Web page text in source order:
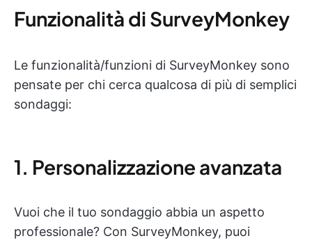
Funzionalità di SurveyMonkey
Le funzionalità/funzioni di SurveyMonkey sono
pensate per chi cerca qualcosa di più di semplici
sondaggi:
1. Personalizzazione avanzata
Vuoi che il tuo sondaggio abbia un aspetto
professionale? Con SurveyMonkey, puoi